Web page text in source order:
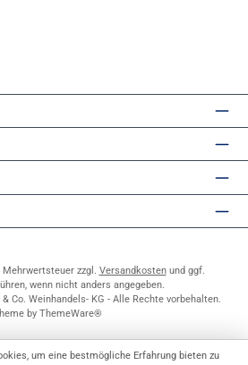
zzgl. Versandkostenund ggf.
wenn nicht anders angegeben.
Co. Weinhandels- KG - Alle Rechte vorbehalten.
by ThemeWare®
um eine bestmögliche Erfahrung bieten zu